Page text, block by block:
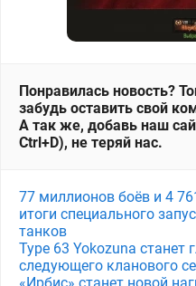
Понравилась новость?
забудь оставить свой
А так же, добавь наш
Ctrl+D), не теряй нас.
77 миллионов боёв и 4
итоги специального
танков
Type 63 Yokozuna станет
следующего кланового